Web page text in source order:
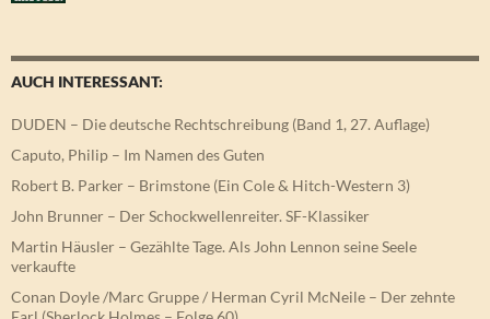
AUCH INTERESSANT:
DUDEN – Die deutsche Rechtschreibung (Band 1, 27. Auflage)
Caputo, Philip – Im Namen des Guten
Robert B. Parker – Brimstone (Ein Cole & Hitch-Western 3)
John Brunner – Der Schockwellenreiter. SF-Klassiker
Martin Häusler – Gezählte Tage. Als John Lennon seine Seele
verkaufte
Conan Doyle /Marc Gruppe / Herman Cyril McNeile – Der zehnte